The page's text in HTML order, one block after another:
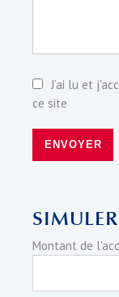
J’ai lu et
ce site
ENVOYER
Montant de